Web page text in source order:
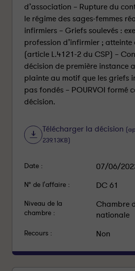
d’association – Rupture du
le régime des sages-femmes
infirmiers – Griefs soulevés :
profession d’infirmier ;
(article L.4121-2 du CSP) –
décision de première instance
plainte au motif que les griefs
pas fondés – POURVOI formé
décision.
Télécharger la décision
239.13KB)
Date : 07/06/
N° de l'affaire : DC 61
Niveau de la
chambre :
Chambre
nationale
Recours : Non